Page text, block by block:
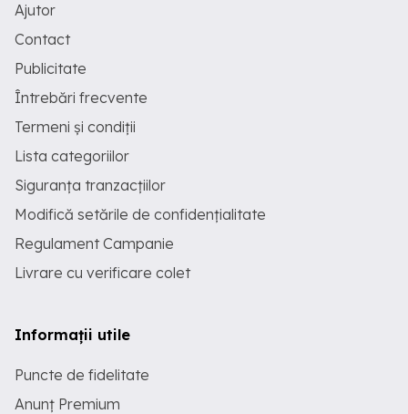
Ajutor
Contact
Publicitate
Întrebări frecvente
Termeni și condiții
Lista categoriilor
Siguranța tranzacțiilor
Modifică setările de confidențialitate
Regulament Campanie
Livrare cu verificare colet
Informații utile
Puncte de fidelitate
Anunț Premium